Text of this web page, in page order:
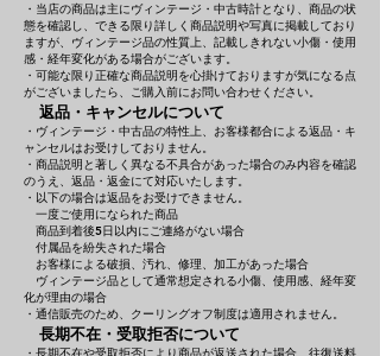
・当店の商品は主にヴィンテージ・中古時計となり、商品の状
態を確認し、できる限り詳しく商品説明や写真に掲載しており
ますが、ヴィンテージ品の性質上、記載しきれない小傷・使用
感・経年変化がある場合がございます。
・可能な限り正確な商品説明を心掛けておりますが気になる点
がございましたら、ご購入前にお問い合わせください。
返品・キャンセルについて
・ヴィンテージ・中古品の特性上、お客様都合による返品・キ
ャンセルはお受けしておりません。
・商品説明と著しく異なる不具合があった場合のみ内容を確認
のうえ、返品・返金にて対応いたします。
・以下の場合は返品をお受けできません。
一度ご使用になられた商品
商品到着後5日以内にご連絡がない場合
付属品を紛失された場合
お客様による破損、汚れ、修理、加工があった場合
ヴィンテージ品として通常想定される小傷、使用感、経年変
化が理由の場合
・通信販売のため、クーリングオフ制度は適用されません。
長期不在・受取拒否について